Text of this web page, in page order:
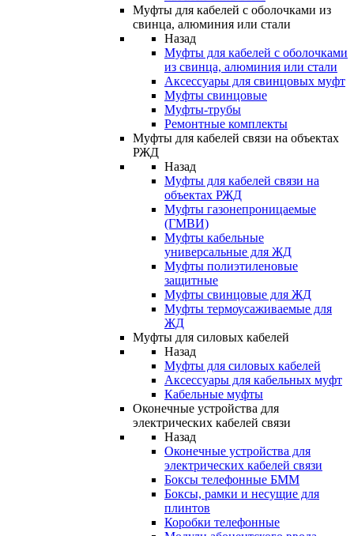
Муфты для кабелей с оболочками из
свинца, алюминия или стали
Назад
Муфты для кабелей с оболочками
из свинца, алюминия или стали
Аксессуары для свинцовых муфт
Муфты свинцовые
Муфты-трубы
Ремонтные комплекты
Муфты для кабелей связи на объектах
РЖД
Назад
Муфты для кабелей связи на
объектах РЖД
Муфты газонепроницаемые
(ГМВИ)
Муфты кабельные
универсальные для ЖД
Муфты полиэтиленовые
защитные
Муфты свинцовые для ЖД
Муфты термоусаживаемые для
ЖД
Муфты для силовых кабелей
Назад
Муфты для силовых кабелей
Аксессуары для кабельных муфт
Кабельные муфты
Оконечные устройства для
электрических кабелей связи
Назад
Оконечные устройства для
электрических кабелей связи
Боксы телефонные БММ
Боксы, рамки и несущие для
плинтов
Коробки телефонные